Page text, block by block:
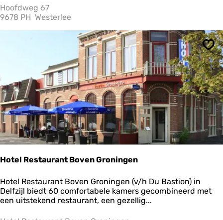
i
q
e
l
W
e
s
e
r
l
e
e
Hoofdweg 67
9678 PH Westerlee
Hotel Restaurant Boven Groningen
H
o
t
Hotel Restaurant Boven Groningen (v/h Du Bastion) in
Delfzijl biedt 60 comfortabele kamers gecombineerd met
een uitstekend restaurant, een gezellig...